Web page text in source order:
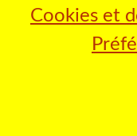
Cookies et